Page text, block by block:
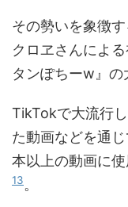
その勢いを象徴
クロヱさんによ
タンぽちーw』の
TikTokで大流行
た動画などを通
本以上の動画に
13。